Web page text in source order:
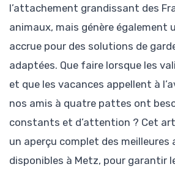
l’attachement grandissant des
animaux, mais génère également
accrue pour des solutions de
adaptées. Que faire lorsque les
et que les vacances appellent à
nos amis à quatre pattes ont
constants et d’attention ? Cet
un aperçu complet des meilleures
disponibles à Metz, pour garantir